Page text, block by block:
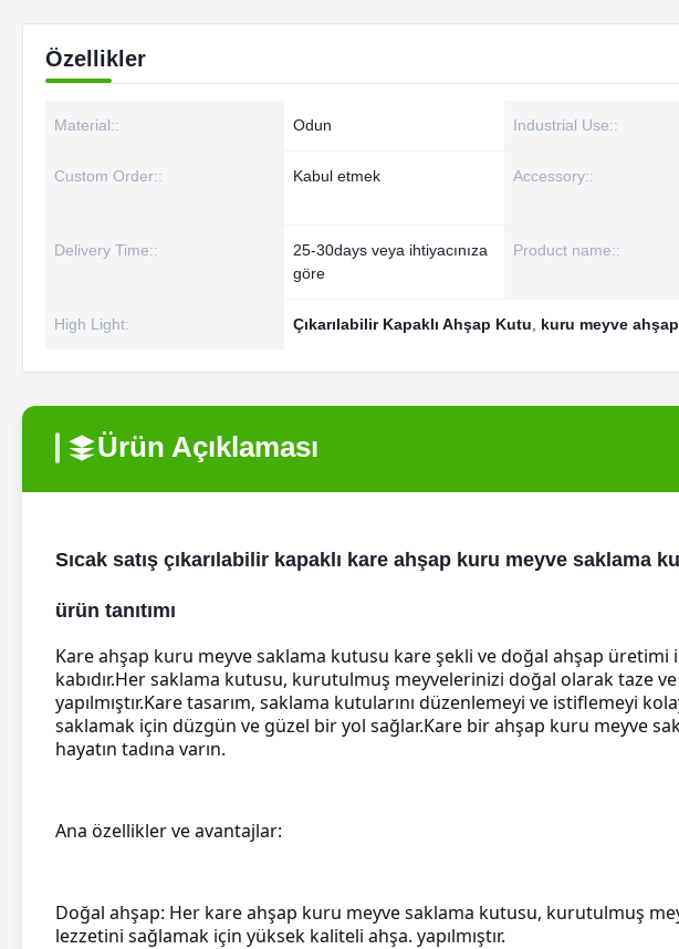
Özellikler
Material:: Odun Industrial Use::
Custom Order:: Kabul etmek Accessory::
Delivery Time::
25-30days veya ihtiyacınıza
göre
Product name::
High Light: Çıkarılabilir Kapaklı Ahşap Kutu kuru meyve
Ürün Açıklaması
Sıcak satış çıkarılabilir kapaklı kare ahşap kuru meyve saklama
ürün tanıtımı
Kare ahşap kuru meyve saklama kutusu kare şekli ve doğal ahşap üretimi
kabıdır.Her saklama kutusu, kurutulmuş meyvelerinizi doğal olarak taze
yapılmıştır.Kare tasarım, saklama kutularını düzenlemeyi ve istiflemeyi
saklamak için düzgün ve güzel bir yol sağlar.Kare bir ahşap kuru meyve
hayatın tadına varın.
Ana özellikler ve avantajlar:
Doğal ahşap: Her kare ahşap kuru meyve saklama kutusu, kurutulmuş
lezzetini sağlamak için yüksek kaliteli ahşa. yapılmıştır.